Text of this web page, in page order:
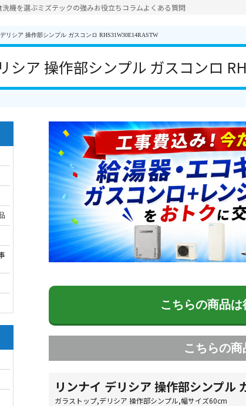
洗機を選ぶミズテックの強みお役立ちコラムよくある質問
リシア 操作部シンプル ガスコンロ RHS31W30E14RASTW
シア 操作部シンプル ガスコンロ
こちらの商品
こちらの
リンナイ デリシア 操作部シンプル
ガラストップ,デリシア 操作部シンプル,幅サイズ60cm